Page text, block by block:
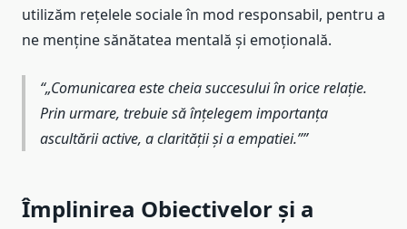
utilizăm rețelele sociale în mod responsabil, pentru a
ne menține sănătatea mentală și emoțională.
„Comunicarea este cheia succesului în orice relație.
Prin urmare, trebuie să înțelegem importanța
ascultării active, a clarității și a empatiei.”
Împlinirea Obiectivelor și a